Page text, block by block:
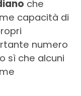
che
capacità di
numero
sì che alcuni